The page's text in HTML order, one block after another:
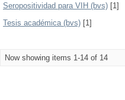
Seropositividad para VIH (bvs) [1]
Tesis académica (bvs) [1]
Now showing items 1-14 of 14